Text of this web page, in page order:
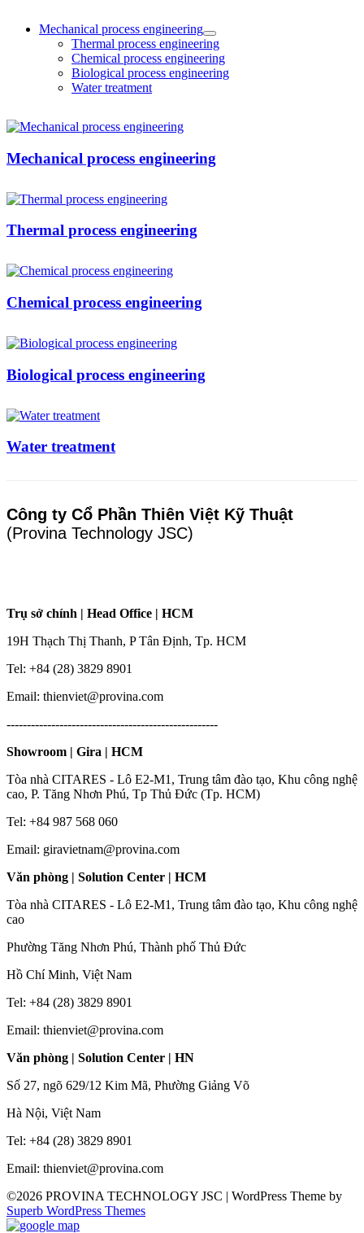
Mechanical process engineering
Thermal process engineering
Chemical process engineering
Biological process engineering
Water treatment
Mechanical process engineering
Thermal process engineering
Chemical process engineering
Biological process engineering
Water treatment
Công ty Cổ Phần Thiên Việt Kỹ Thuật
(Provina Technology JSC)
Trụ sở chính | Head Office | HCM
19H Thạch Thị Thanh, P Tân Định, Tp. HCM
Tel: +84 (28) 3829 8901
Email: thienviet@provina.com
----------------------------------------------------
Showroom | Gira | HCM
Tòa nhà CITARES - Lô E2-M1, Trung tâm đào tạo, Khu công nghệ
cao, P. Tăng Nhơn Phú, Tp Thủ Đức (Tp. HCM)
Tel: +84 987 568 060
Email: giravietnam@provina.com
Văn phòng | Solution Center | HCM
Tòa nhà CITARES - Lô E2-M1, Trung tâm đào tạo, Khu công nghệ
cao
Phường Tăng Nhơn Phú, Thành phố Thủ Đức
Hồ Chí Minh, Việt Nam
Tel: +84 (28) 3829 8901
Email: thienviet@provina.com
Văn phòng | Solution Center | HN
Số 27, ngõ 629/12 Kim Mã, Phường Giảng Võ
Hà Nội, Việt Nam
Tel: +84 (28) 3829 8901
Email: thienviet@provina.com
©2026 PROVINA TECHNOLOGY JSC | WordPress Theme by
Superb WordPress Themes